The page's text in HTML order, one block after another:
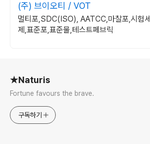
(주) 브이오티 / VOT
멀티포,SDC(ISO), AATCC,마찰포,시험세
제,표준포,표준물,테스트페브릭
★Naturis
Fortune favours the brave.
구독하기